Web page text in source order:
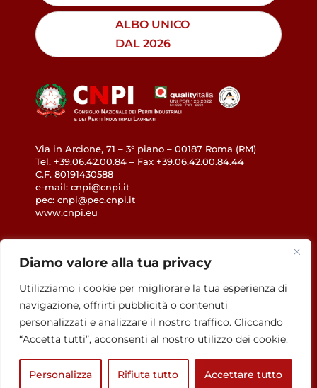
Diamo valore alla tua privacy
Utilizziamo i cookie per migliorare la tua esperienza di
navigazione, offrirti pubblicità o contenuti
personalizzati e analizzare il nostro traffico. Cliccando
“Accetta tutti”, acconsenti al nostro utilizzo dei cookie.
Personalizza Rifiuta tutto Accettare tutto
ALBO UNICO
DAL 2026
Via in Arcione, 71 – 3° piano – 00187 Roma (RM)
Tel. +39.06.42.00.84 – Fax +39.06.42.00.84.44
C.F. 80191430588
e-mail: cnpi@cnpi.it
pec: cnpi@pec.cnpi.it
www.cnpi.eu
Accessibilità